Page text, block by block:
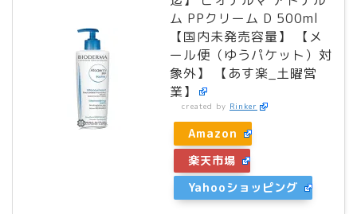
ム PPクリーム D 500ml
【国内未発売容量】 【メ
ール便（ゆうパケット）対
象外】 【あす楽_土曜営
業】
created by Rinker
Amazon
楽天市場
Yahooショッピング